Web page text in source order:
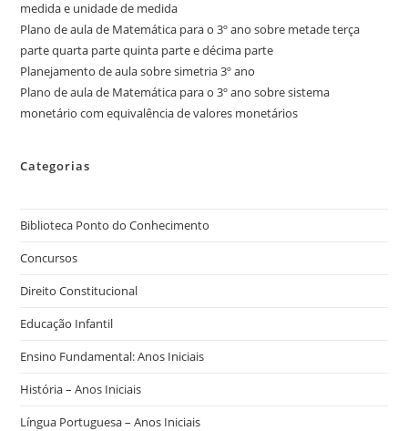
medida e unidade de medida
Plano de aula de Matemática para o 3º ano sobre metade terça
parte quarta parte quinta parte e décima parte
Planejamento de aula sobre simetria 3º ano
Plano de aula de Matemática para o 3º ano sobre sistema
monetário com equivalência de valores monetários
Categorias
Biblioteca Ponto do Conhecimento
Concursos
Direito Constitucional
Educação Infantil
Ensino Fundamental: Anos Iniciais
História – Anos Iniciais
Língua Portuguesa – Anos Iniciais